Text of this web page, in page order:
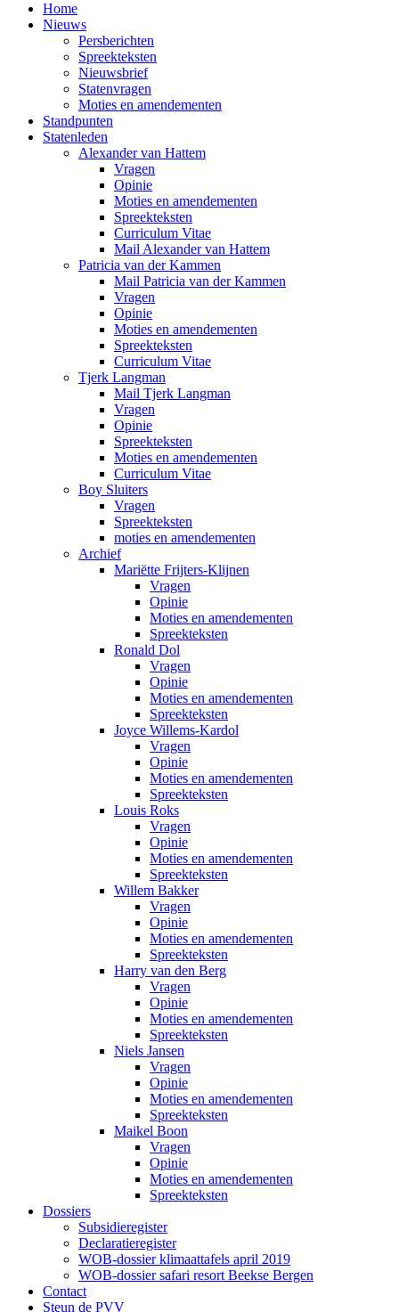
Home
Nieuws
Persberichten
Spreekteksten
Nieuwsbrief
Statenvragen
Moties en amendementen
Standpunten
Statenleden
Alexander van Hattem
Vragen
Opinie
Moties en amendementen
Spreekteksten
Curriculum Vitae
Mail Alexander van Hattem
Patricia van der Kammen
Mail Patricia van der Kammen
Vragen
Opinie
Moties en amendementen
Spreekteksten
Curriculum Vitae
Tjerk Langman
Mail Tjerk Langman
Vragen
Opinie
Spreekteksten
Moties en amendementen
Curriculum Vitae
Boy Sluiters
Vragen
Spreekteksten
moties en amendementen
Archief
Mariëtte Frijters-Klijnen
Vragen
Opinie
Moties en amendementen
Spreekteksten
Ronald Dol
Vragen
Opinie
Moties en amendementen
Spreekteksten
Joyce Willems-Kardol
Vragen
Opinie
Moties en amendementen
Spreekteksten
Louis Roks
Vragen
Opinie
Moties en amendementen
Spreekteksten
Willem Bakker
Vragen
Opinie
Moties en amendementen
Spreekteksten
Harry van den Berg
Vragen
Opinie
Moties en amendementen
Spreekteksten
Niels Jansen
Vragen
Opinie
Moties en amendementen
Spreekteksten
Maikel Boon
Vragen
Opinie
Moties en amendementen
Spreekteksten
Dossiers
Subsidieregister
Declaratieregister
WOB-dossier klimaattafels april 2019
WOB-dossier safari resort Beekse Bergen
Contact
Steun de PVV